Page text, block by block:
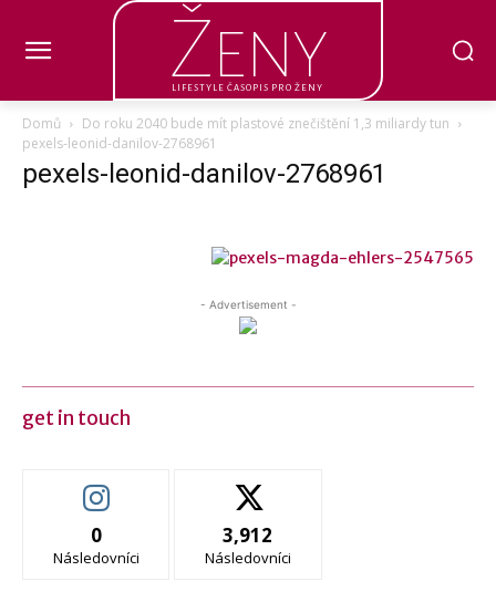
Ženy
LIFESTYLE ČASOPIS PRO ŽENY
Domů
Do roku 2040 bude mít plastové znečištění 1,3 miliardy tun
pexels-leonid-danilov-2768961
pexels-leonid-danilov-2768961
- Advertisement -
get in touch
0
Následovníci
3,912
Následovníci